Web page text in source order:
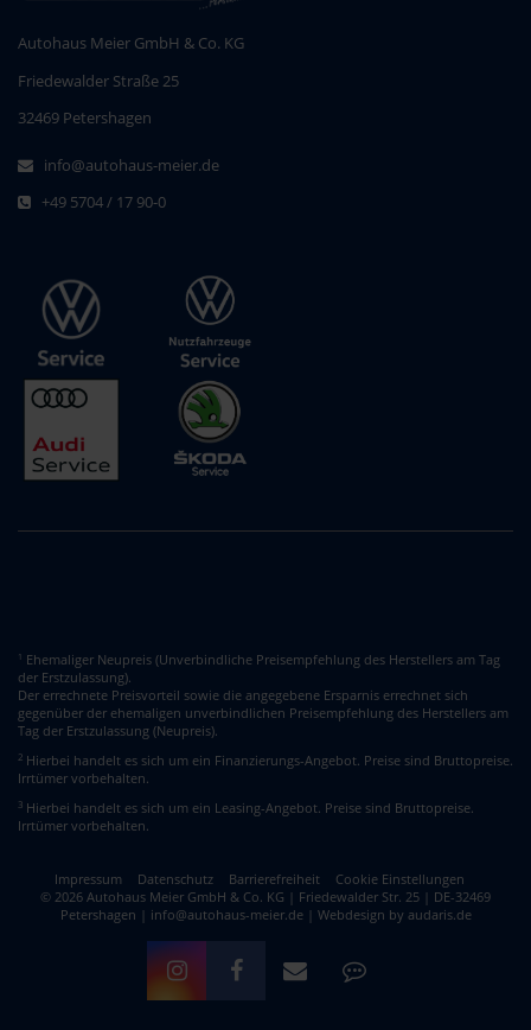
Autohaus Meier GmbH & Co. KG
Friedewalder Straße 25
32469 Petershagen
info@autohaus-meier.de
+49 5704 / 17 90-0
1 Ehemaliger Neupreis (Unverbindliche Preisempfehlung des Herstellers am Tag
der Erstzulassung).
Der errechnete Preisvorteil sowie die angegebene Ersparnis errechnet sich
gegenüber der ehemaligen unverbindlichen Preisempfehlung des Herstellers am
Tag der Erstzulassung (Neupreis).
2 Hierbei handelt es sich um ein Finanzierungs-Angebot. Preise sind Bruttopreise.
Irrtümer vorbehalten.
3 Hierbei handelt es sich um ein Leasing-Angebot. Preise sind Bruttopreise.
Irrtümer vorbehalten.
Impressum Datenschutz Barrierefreiheit
Cookie Einstellungen
© 2026 Autohaus Meier GmbH & Co. KG | Friedewalder Str. 25 | DE-32469
Petershagen | info@autohaus-meier.de | Webdesign by audaris.de